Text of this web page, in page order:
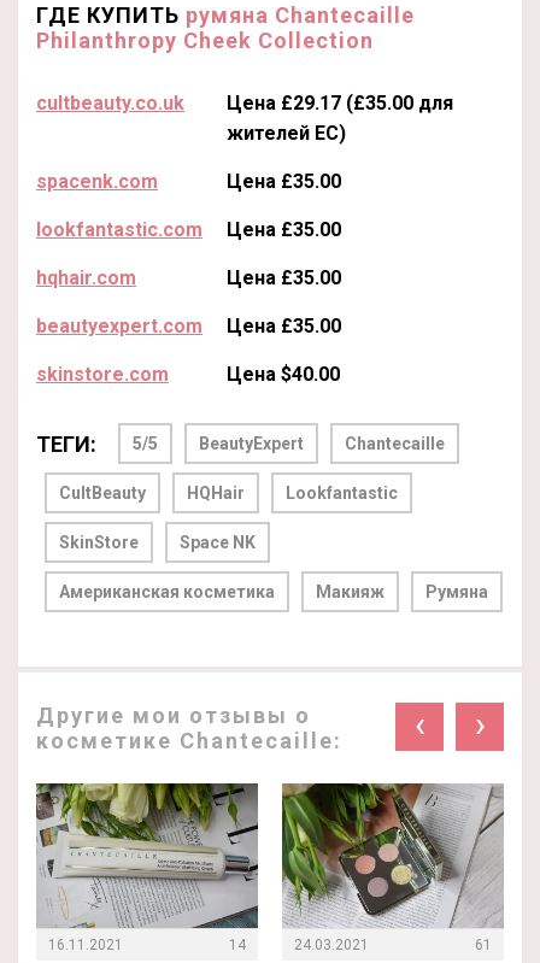
ГДЕ КУПИТЬ румяна Chantecaille
Philanthropy Cheek Collection
cultbeauty.co.uk
Цена £29.17 (£35.00 для
жителей ЕС)
spacenk.com Цена £35.00
lookfantastic.com Цена £35.00
hqhair.com Цена £35.00
beautyexpert.com Цена £35.00
skinstore.com Цена $40.00
ТЕГИ: 5/5 BeautyExpert Chantecaille
CultBeauty HQHair Lookfantastic
SkinStore Space NK
Американская косметика Макияж Румяна
Другие мои отзывы о
косметике Chantecaille:
‹ ›
16.11.2021 14 24.03.2021 61